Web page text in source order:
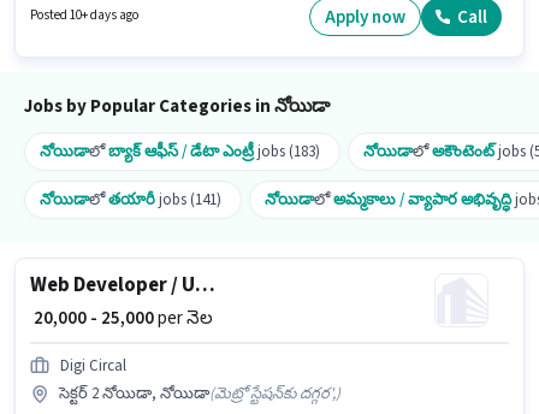
డిగ్రీ లేదా సర్టిఫికెట్ కలిగి ఉండాలి. ఈ ఉద్యోగానికి Fixed జీతం అందుబాటులో ఉంది.
ఈ ఉద్యోగం Block C Phase 2 Noida, నోయిడా లో ఉంది. Inkarno Technologies
Posted 10+ days ago Apply now Call
Jobs by Popular Categories in నోయిడా
నోయిడాలోబ్యాక్ ఆఫీస్ / డేటా ఎంట్రీjobs (183) నోయిడాలోఅకౌంటెంట్jobs
నోయిడాలోతయారీjobs (141) నోయిడాలోఅమ్మకాలు / వ్యాపార అభివృద్ధి
Web Developer / UI-UX Designer
₹ 20,000 - 25,000per నెల
Digi Circal
సెక్టర్ 2 నోయిడా, నోయిడా(మెట్రో స్టేషన్‌కు దగ్గర',)